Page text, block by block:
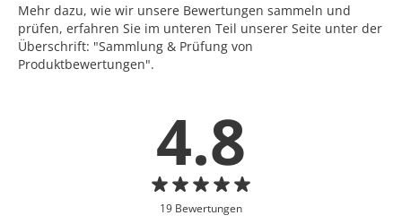
Mehr dazu, wie wir unsere Bewertungen sammeln und
prüfen, erfahren Sie im unteren Teil unserer Seite unter der
Überschrift: "Sammlung & Prüfung von
Produktbewertungen".
4.8
19 Bewertungen